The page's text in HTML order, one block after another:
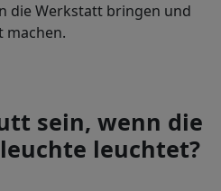
die Werkstatt bringen und
machen.
sein, wenn die
leuchtet?